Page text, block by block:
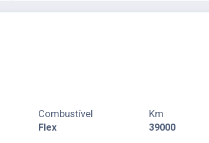
Combustível
Flex
Km
39000